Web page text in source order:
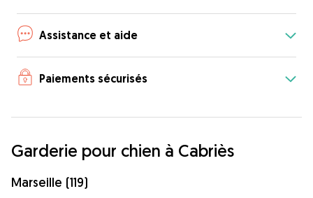
Assistance et aide
Paiements sécurisés
Garderie pour chien à Cabriès
Marseille (119)